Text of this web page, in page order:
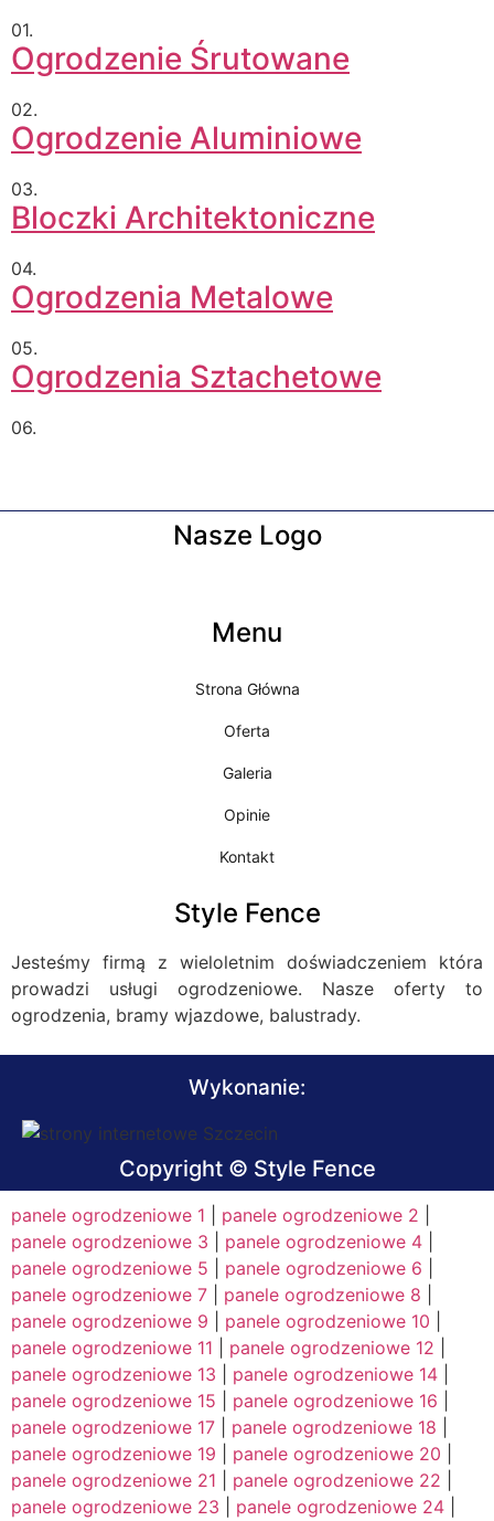
01.
Ogrodzenie Śrutowane
02.
Ogrodzenie Aluminiowe
03.
Bloczki Architektoniczne
04.
Ogrodzenia Metalowe
05.
Ogrodzenia Sztachetowe
06.
Nasze Logo
Menu
Strona Główna
Oferta
Galeria
Opinie
Kontakt
Style Fence
Jesteśmy firmą z wieloletnim doświadczeniem która
prowadzi usługi ogrodzeniowe. Nasze oferty to
ogrodzenia, bramy wjazdowe, balustrady.
Wykonanie:
Copyright © Style Fence
panele ogrodzeniowe 1 panele ogrodzeniowe 2
panele ogrodzeniowe 3
panele ogrodzeniowe 4
panele ogrodzeniowe 5
panele ogrodzeniowe 6
panele ogrodzeniowe 7
panele ogrodzeniowe 8
panele ogrodzeniowe 9
panele ogrodzeniowe 10
panele ogrodzeniowe 11
panele ogrodzeniowe 12
panele ogrodzeniowe 13
panele ogrodzeniowe 14
panele ogrodzeniowe 15
panele ogrodzeniowe 16
panele ogrodzeniowe 17
panele ogrodzeniowe 18
panele ogrodzeniowe 19
panele ogrodzeniowe 20
panele ogrodzeniowe 21
panele ogrodzeniowe 22
panele ogrodzeniowe 23
panele ogrodzeniowe 24